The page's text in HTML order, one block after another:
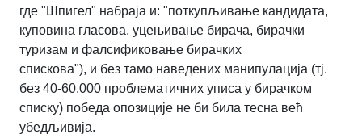
где "Шпигел" набраја и: "поткупљивање кандидата,
куповина гласова, уцењивање бирача, бирачки
туризам и фалсификовање бирачких
спискова"), и без тамо наведених манипулација (тј.
без 40-60.000 проблематичних уписа у бирачком
списку) победа опозиције не би била тесна већ
убедљивија.